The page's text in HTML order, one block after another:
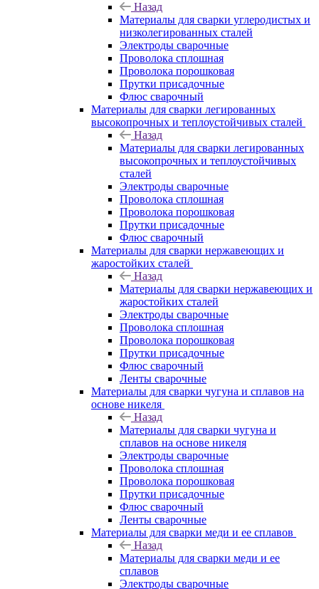
Назад
Материалы для сварки углеродистых и
низколегированных сталей
Электроды сварочные
Проволока сплошная
Проволока порошковая
Прутки присадочные
Флюс сварочный
Материалы для сварки легированных
высокопрочных и теплоустойчивых сталей
Назад
Материалы для сварки легированных
высокопрочных и теплоустойчивых
сталей
Электроды сварочные
Проволока сплошная
Проволока порошковая
Прутки присадочные
Флюс сварочный
Материалы для сварки нержавеющих и
жаростойких сталей
Назад
Материалы для сварки нержавеющих и
жаростойких сталей
Электроды сварочные
Проволока сплошная
Проволока порошковая
Прутки присадочные
Флюс сварочный
Ленты сварочные
Материалы для сварки чугуна и сплавов на
основе никеля
Назад
Материалы для сварки чугуна и
сплавов на основе никеля
Электроды сварочные
Проволока сплошная
Проволока порошковая
Прутки присадочные
Флюс сварочный
Ленты сварочные
Материалы для сварки меди и ее сплавов
Назад
Материалы для сварки меди и ее
сплавов
Электроды сварочные